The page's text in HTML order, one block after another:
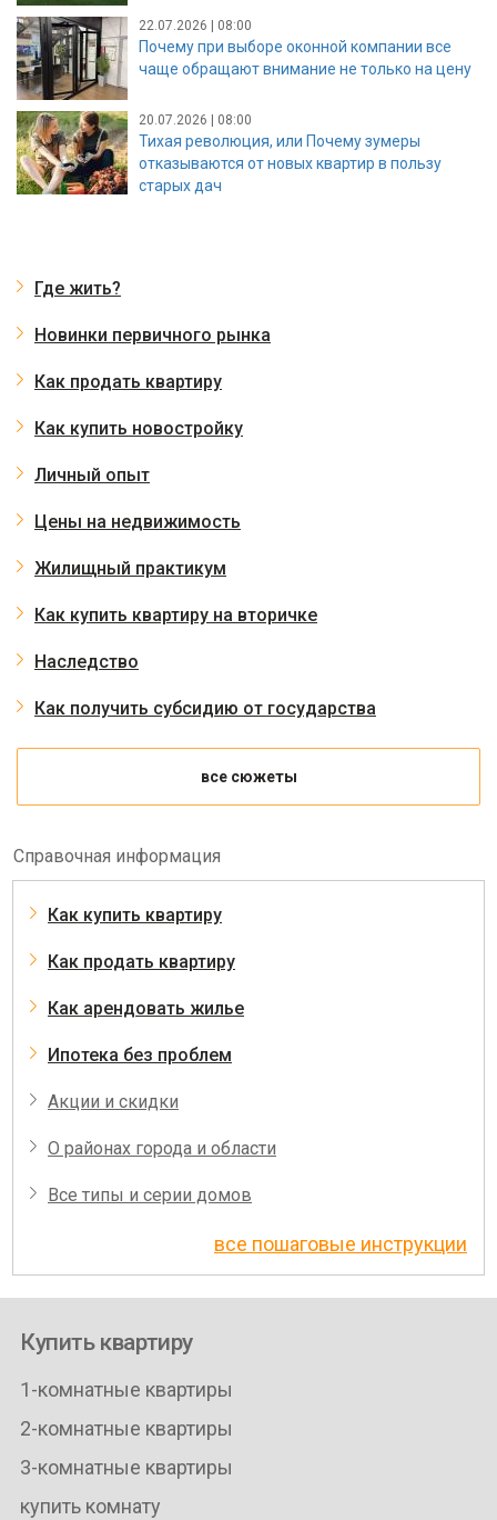
22.07.2026 | 08:00
Почему при выборе оконной компании все
чаще обращают внимание не только на цену
20.07.2026 | 08:00
Тихая революция, или Почему зумеры
отказываются от новых квартир в пользу
старых дач
Где жить?
Новинки первичного рынка
Как продать квартиру
Как купить новостройку
Личный опыт
Цены на недвижимость
Жилищный практикум
Как купить квартиру на вторичке
Наследство
Как получить субсидию от государства
все сюжеты
Справочная информация
Как купить квартиру
Как продать квартиру
Как арендовать жилье
Ипотека без проблем
Акции и скидки
О районах города и области
Все типы и серии домов
все пошаговые инструкции
Купить квартиру
1-комнатные квартиры
2-комнатные квартиры
3-комнатные квартиры
купить комнату